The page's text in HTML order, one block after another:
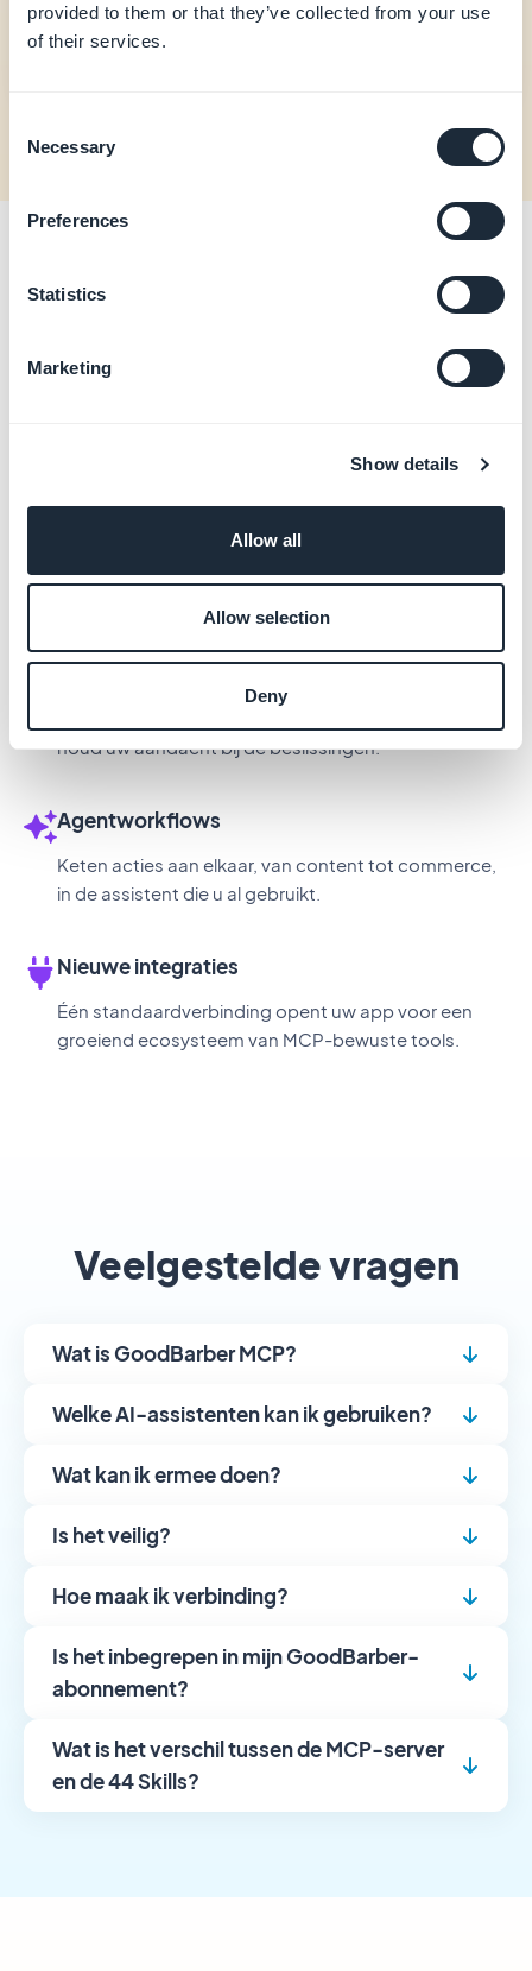
provided to them or that they’ve collected from your use
of their services.
Selection
Necessary
Preferences
Statistics
Marketing
Show details
Allow all
Allow selection
Deny
Verken AI-native, agent-gestuurde manieren om
uw app te beheren en te laten groeien.
Waarom het ertoe doet
Nu assistenten meer actiegericht worden, is een
Weinig app builders zijn agent-klaar. GoodBarber
levert een MCP-server die beschikbaar is voor alle
houd uw aandacht bij de beslissingen.
Agentworkflows
Keten acties aan elkaar, van content tot commerce,
in de assistent die u al gebruikt.
Nieuwe integraties
Één standaardverbinding opent uw app voor een
groeiend ecosysteem van MCP-bewuste tools.
Veelgestelde vragen
Wat is GoodBarber MCP?
Welke AI-assistenten kan ik gebruiken?
Wat kan ik ermee doen?
Is het veilig?
Hoe maak ik verbinding?
Is het inbegrepen in mijn GoodBarber-
abonnement?
Wat is het verschil tussen de MCP-server
en de 44 Skills?